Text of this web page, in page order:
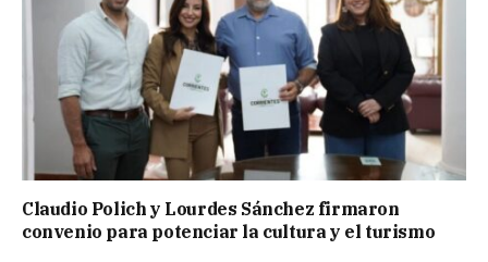
Claudio Polich y Lourdes Sánchez firmaron
convenio para potenciar la cultura y el turismo